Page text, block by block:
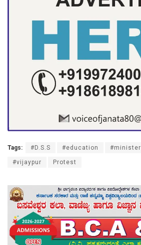
Tags: #D.S.S #education #minister
#vijaypur Protest